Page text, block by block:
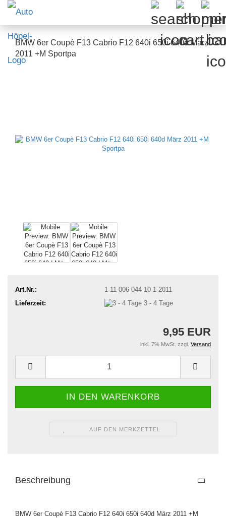
BMW 6er Coupè F13 Cabrio F12 640i 650i 640d März
2011 +M Sportpa
Art.Nr.:
1 11 006 044 10 1 2011
Lieferzeit:
3 - 4 Tage
9,95 EUR
inkl. 7% MwSt. zzgl. Versand
AUF DEN MERKZETTEL
Beschreibung
BMW 6er Coupè F13 Cabrio F12 640i 650i 640d März 2011 +M